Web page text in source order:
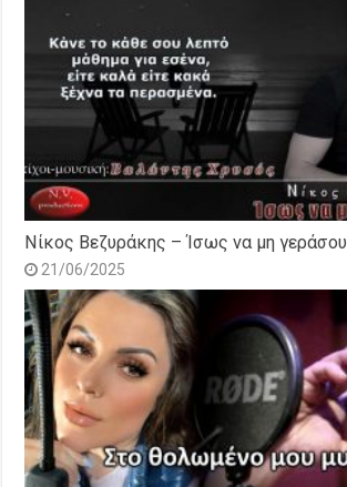
Νίκος Βεζυράκης – Ίσως να μη
21/06/2025